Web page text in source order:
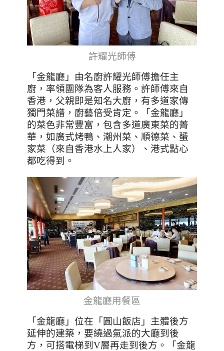
許耀光師傅
「金龍廳」 由名廚許耀光師傅擔任主
廚，率領團隊為客人服務。許師傅來自
香港，父親即是知名大廚，有多道家傳
獨門菜譜，廚藝倍受肯定。
「金龍廳」
的菜色非常豐富，包含多道廣東菜的菁
華，如廣式烤鴨、潮州菜、順德菜、蜑
家菜（來自香港水上人家）、港式點心
都吃得到。
金龍廳用餐區
「金龍廳」位在「圓山飯店」主體後方
延伸的建築，要繞過氣派的大廳到後
方，可搭電梯到 V層再走到後方。
「金龍